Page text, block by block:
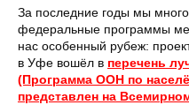
За последние годы мы
федеральные программы
нас особенный рубеж:
в Уфе вошёл в перечень
(Программа ООН по
представлен на